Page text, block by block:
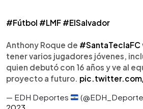
#Fútbol #LMF #ElSalvador
Anthony Roque de #SantaTeclaFC
tener varios jugadores jóvenes,
quien debutó con 16 años y ve al
proyecto a futuro. pic.twitter.com/
— EDH Deportes